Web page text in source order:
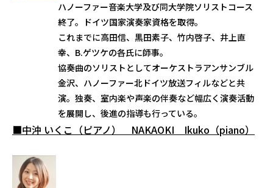
ハノーファー音楽大学及び同大学院ソリストコース
終了。ドイツ国家演奏家資格を取得。
これまでに高田信、黒田素子、竹内啓子、井上直
幸、B.ゲツケの各氏に師事。
協奏曲のソリストとしてオーケストラアンサンブル
金沢、ハノーファー北ドイツ放送フィルなどと共
演。独奏、室内楽や声楽の伴奏など幅広く演奏活動
を展開し、後進の指導も行っている。
■中沖 いくこ（ピアノ） NAKAOKI Ikuko（piano）